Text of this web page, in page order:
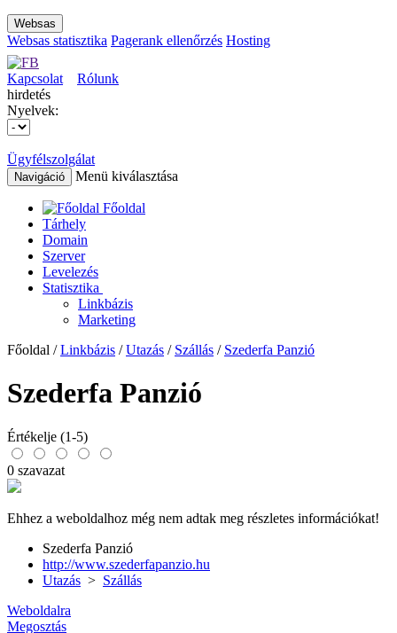
Websas
Websas statisztika Pagerank ellenőrzés Hosting
Kapcsolat
Rólunk
hirdetés
Nyelvek:
Ügyfélszolgálat
Navigáció Menü kiválasztása
Főoldal
Tárhely
Domain
Szerver
Levelezés
Statisztika
Linkbázis
Marketing
Főoldal /Linkbázis /Utazás / Szállás / Szederfa Panzió
Szederfa Panzió
Értékelje (1-5)
0 szavazat
Ehhez a weboldalhoz még nem adtak meg részletes információkat!
Szederfa Panzió
http://www.szederfapanzio.hu
Utazás > Szállás
Weboldalra
Megosztás